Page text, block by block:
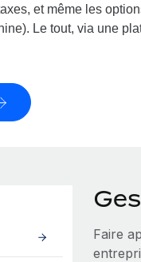
et même les
Le tout, via une
Faire